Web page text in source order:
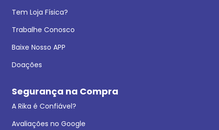
Tem Loja Física?
Trabalhe Conosco
Baixe Nosso APP
Doações
Segurança na Compra
A Rika é Confiável?
Avaliações no Google